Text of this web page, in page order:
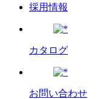
採用情報
カタログ
お問い合わせ